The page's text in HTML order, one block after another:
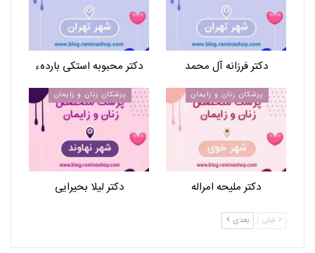
دکتر فرزانه آل محمد دکتر محبوبه استکی باردهء
پزشکان زنان و زایمان
دکتر ملیحه امراله
پزشکان زنان و زایمان
دکتر لیلا بحیرایی
قبلی بعدی